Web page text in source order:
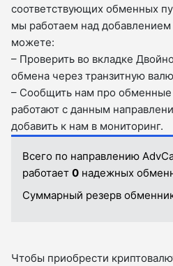
соответствующих обменных
мы работаем над
можете:
– Проверить во вкладкe
обмена через транзитную
– Сообщить нам про обменные
работают с данным
добавить к нам в мониторинг.
Всего по направлению
работает 0 надежных
Суммарный резерв
Чтобы приобрести